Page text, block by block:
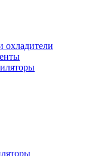
охладители